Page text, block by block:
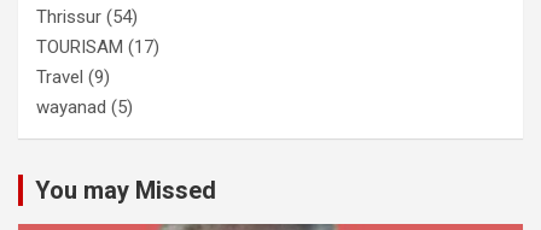
Thrissur (54)
TOURISAM (17)
Travel (9)
wayanad (5)
You may Missed